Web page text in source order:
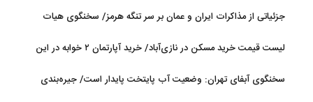
جزئیاتی از مذاکرات ایران و عمان بر سر تنگه هرمز/ سخنگوی هیات
لیست قیمت خرید مسکن در نازی‌آباد/ خرید آپارتمان ۲ خوابه در این
سخنگوی آبفای تهران: وضعیت آب پایتخت پایدار است/ جیره‌بندی